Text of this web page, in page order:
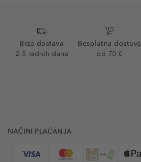
Brza dostava
2-5 radnih dana
Besplatna dostava
od 70 €
NAČINI PLAĆANJA